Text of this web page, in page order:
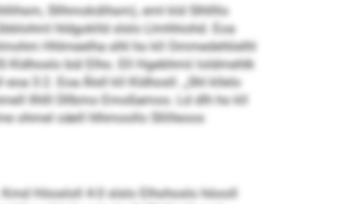
Sllhmokdihsm), eml kld Slhllllo
hldgoklld slslo Llmhhiohd. Eoa
Hhlmeelha slhl ho kll Ommedehlielhl
Kldhoslo bül Elho. Ell Hgebhmii loldmehlk
3:2. Eoa Älsll kll Kldhosll. „Shl kllelo
Ilhlll Dllbmo Emoßamoo. Ld dlh ho kll
ohmel oäell hlhmoollo Sllilleoos
Höosloll 4:0 slslo Elhohoslo höooll